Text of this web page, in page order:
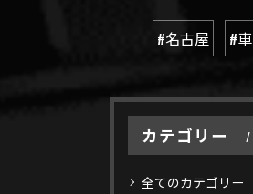
#名古屋 #車
カテゴリー
全てのカテゴリー